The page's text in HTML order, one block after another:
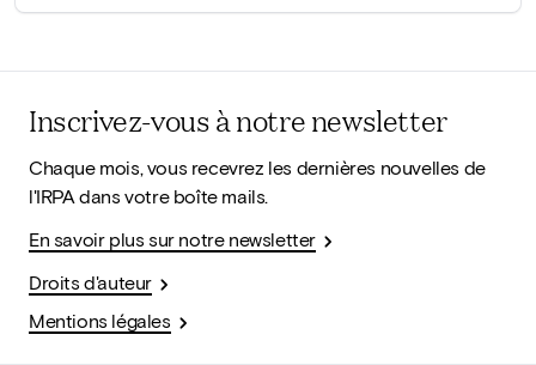
Inscrivez-vous à notre newsletter
Chaque mois, vous recevrez les dernières nouvelles de
l'IRPA dans votre boîte mails.
En savoir plus sur notre newsletter
Droits d'auteur
Mentions légales